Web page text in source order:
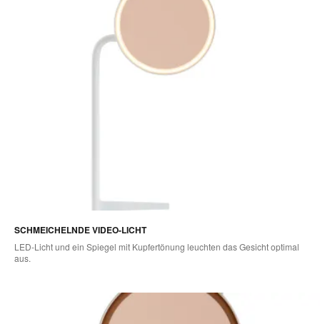
SCHMEICHELNDE VIDEO-LICHT
LED-Licht und ein Spiegel mit Kupfertönung leuchten das Gesicht optimal
aus.